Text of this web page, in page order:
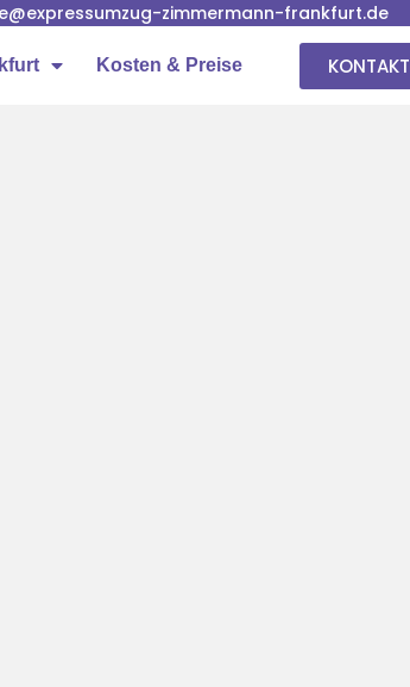
zimmermann-frankfurt.de
Kosten & Preise KONTAKT